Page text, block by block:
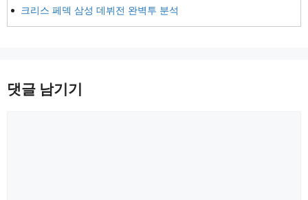
크리스 페덱 삼성 데뷔전 완벽투 분석
댓글 남기기